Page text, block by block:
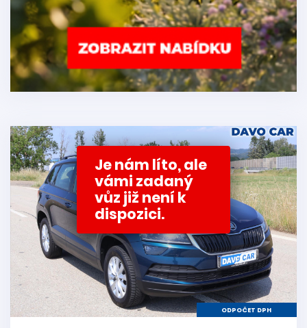
Je nám líto, ale
vámi zadaný
vůz již není k
dispozici.
ODPOČET DPH